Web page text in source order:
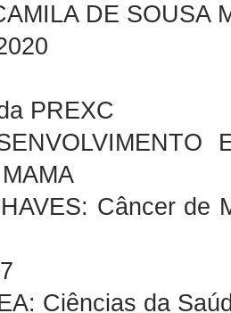
DE SOUSA
PREXC
Câncer de
Ciências da